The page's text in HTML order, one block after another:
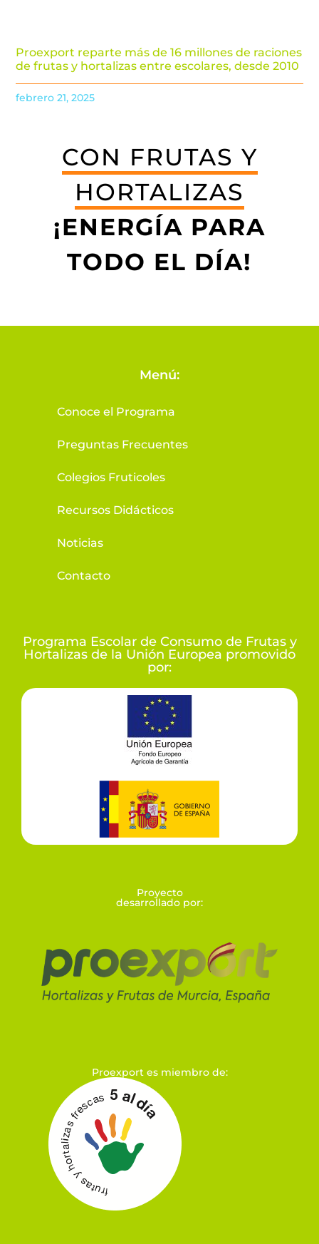
Proexport reparte más de 16 millones de raciones
de frutas y hortalizas entre escolares, desde 2010
febrero 21, 2025
CON FRUTAS Y
HORTALIZAS
¡ENERGÍA PARA
TODO EL DÍA!
Menú:
Conoce el Programa
Preguntas Frecuentes
Colegios Fruticoles
Recursos Didácticos
Noticias
Contacto
Programa Escolar de Consumo de Frutas y
Hortalizas de la Unión Europea promovido
por:
Proyecto
desarrollado por:
Proexport es miembro de: